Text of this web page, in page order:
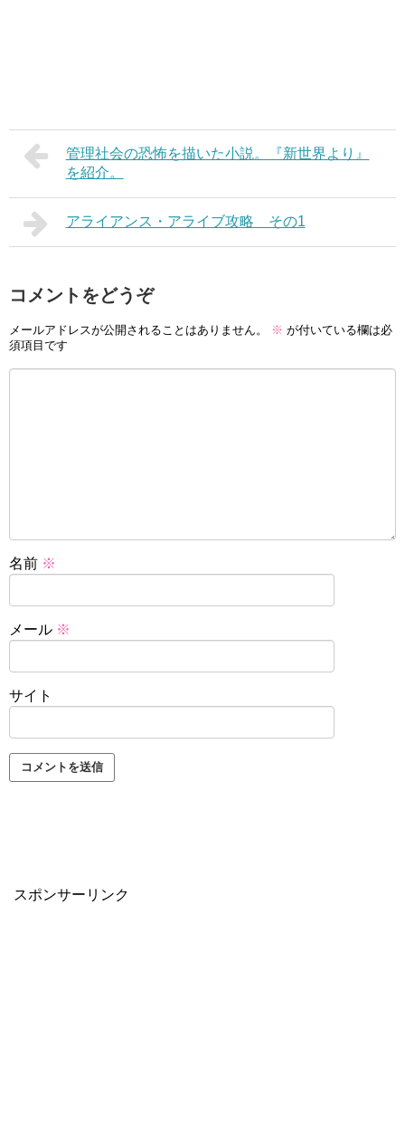
管理社会の恐怖を描いた小説。『新世界より』
を紹介。
アライアンス・アライブ攻略 その1
コメントをどうぞ
メールアドレスが公開されることはありません。 ※ が付いている欄は必
須項目です
名前 ※
メール ※
サイト
スポンサーリンク